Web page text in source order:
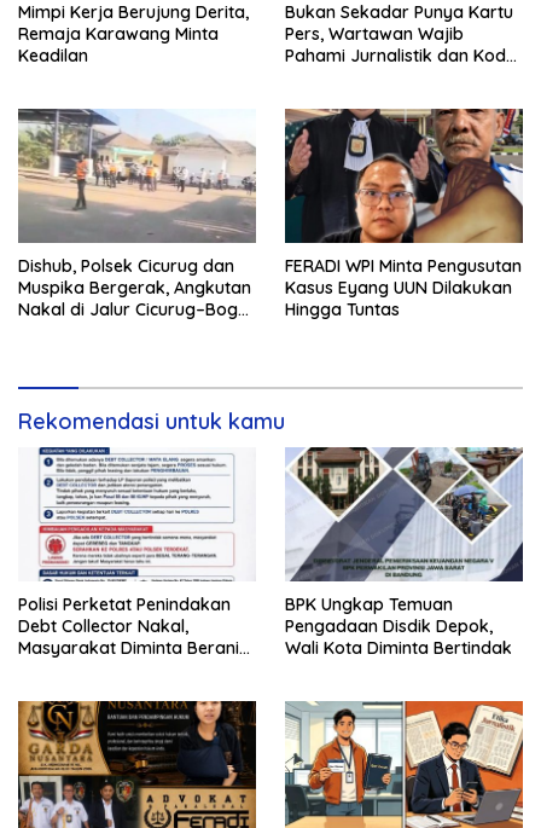
Mimpi Kerja Berujung Derita,
Remaja Karawang Minta
Keadilan
Bukan Sekadar Punya Kartu
Pers, Wartawan Wajib
Pahami Jurnalistik dan Kode
Dishub, Polsek Cicurug dan
Muspika Bergerak, Angkutan
Nakal di Jalur Cicurug–Bogor
FERADI WPI Minta Pengusutan
Kasus Eyang UUN Dilakukan
Hingga Tuntas
Rekomendasi untuk kamu
Polisi Perketat Penindakan
Debt Collector Nakal,
Masyarakat Diminta Berani
BPK Ungkap Temuan
Pengadaan Disdik Depok,
Wali Kota Diminta Bertindak